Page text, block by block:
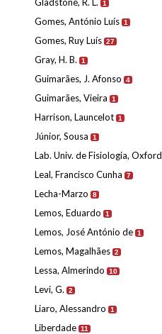
1
Gomes, António Luís 1
Gomes, Ruy Luís 27
Gray, H. B. 1
Guimarães, J. Afonso 4
Guimarães, Vieira 1
Harrison, Launcelot 1
Júnior, Sousa 1
Lab. Univ. de Fisiologia, Oxford
Leal, Francisco Cunha 7
Lecha-Marzo 8
Lemos, Eduardo 1
Lemos, José António de 1
Lemos, Magalhães 2
Lessa, Almerindo 10
Levi, G. 2
Liaro, Alessandro 1
Liberdade 11